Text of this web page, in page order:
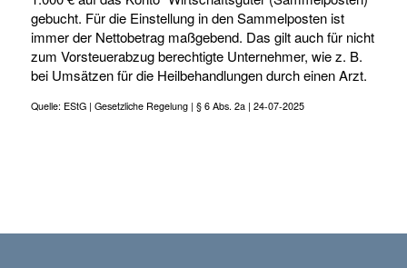
gebucht. Für die Einstellung in den Sammelposten ist
immer der Nettobetrag maßgebend. Das gilt auch für nicht
zum Vorsteuerabzug berechtigte Unternehmer, wie z. B.
bei Umsätzen für die Heilbehandlungen durch einen Arzt.
Quelle: EStG | Gesetzliche Regelung | § 6 Abs. 2a | 24-07-2025